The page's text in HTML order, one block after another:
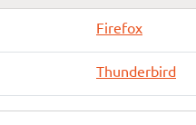
Firefox
Thunderbird